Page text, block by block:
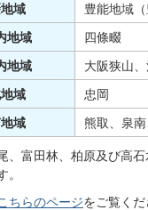
域
豊能地域
地域
四條畷
地域
大阪狭山
域
忠岡
域
熊取、泉
、富田林、柏原及び高
ちらのページをご覧くだ